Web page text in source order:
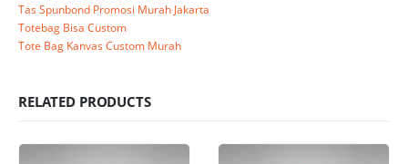
Tas Spunbond Promosi Murah Jakarta
Totebag Bisa Custom
Tote Bag Kanvas Custom Murah
RELATED PRODUCTS